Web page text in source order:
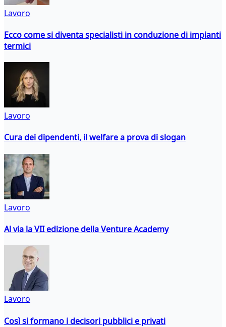
Lavoro
Ecco come si diventa specialisti in conduzione di impianti
termici
Lavoro
Cura dei dipendenti, il welfare a prova di slogan
Lavoro
Al via la VII edizione della Venture Academy
Lavoro
Così si formano i decisori pubblici e privati